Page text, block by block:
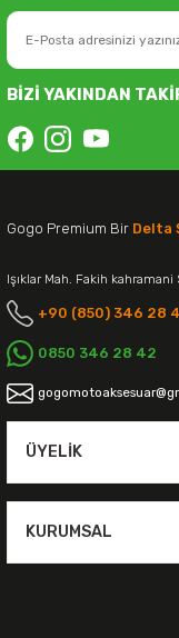
BİZİ YAKINDAN
Gogo Premium Bir Delta
Işıklar Mah. Fakih
+90 (850) 346 28
0850 346 28 42
ÜYELIK
KURUMSAL